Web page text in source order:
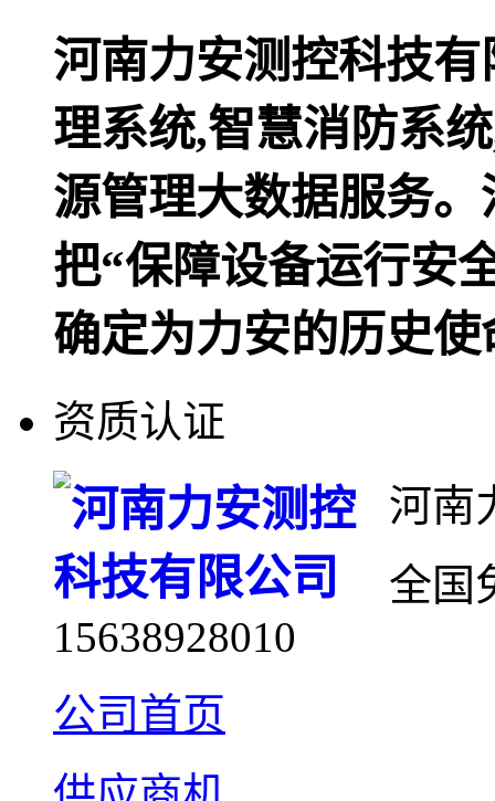
河南力安测控科技
理系统,智慧消防系
源管理大数据服务
把“保障设备运行安
确定为力安的历史使
资质认证
河南
全国
15638928010
公司首页